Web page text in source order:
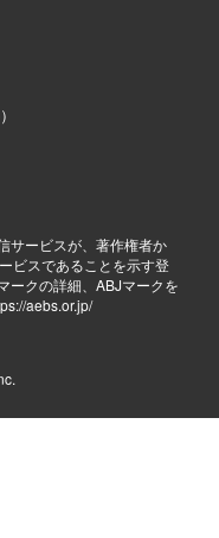
サービスが、著作権者か
ビスであることを示す登
ークの詳細、ABJマークを
aebs.or.jp/